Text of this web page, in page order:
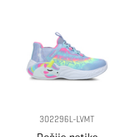
302296L-LVMT